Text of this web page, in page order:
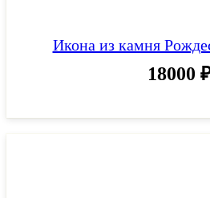
Икона из камня
18000